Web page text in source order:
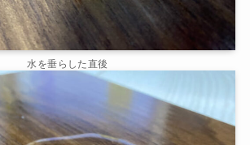
水を垂らした直後